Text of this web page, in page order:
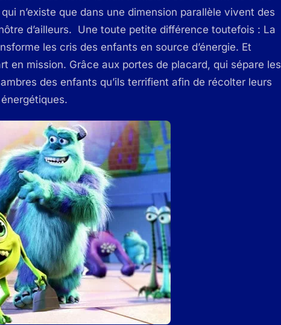
n’existe que dans une dimension parallèle vivent des
d’ailleurs. Une toute petite différence toutefois : La
les cris des enfants en source d’énergie. Et
en mission. Grâce aux portes de placard, qui sépare les
des enfants qu’ils terrifient afin de récolter leurs